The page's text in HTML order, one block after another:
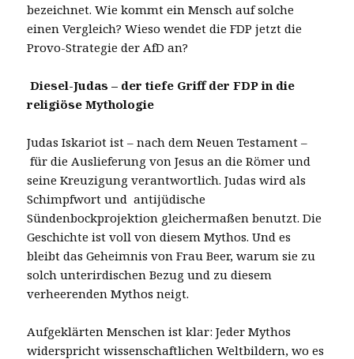
bezeichnet. Wie kommt ein Mensch auf solche
einen Vergleich? Wieso wendet die FDP jetzt die
Provo-Strategie der AfD an?
Diesel-Judas – der tiefe Griff der FDP in die
religiöse Mythologie
Judas Iskariot ist – nach dem Neuen Testament –
für die Auslieferung von Jesus an die Römer und
seine Kreuzigung verantwortlich. Judas wird als
Schimpfwort und antijüdische
Sündenbockprojektion gleichermaßen benutzt. Die
Geschichte ist voll von diesem Mythos. Und es
bleibt das Geheimnis von Frau Beer, warum sie zu
solch unterirdischen Bezug und zu diesem
verheerenden Mythos neigt.
Aufgeklärten Menschen ist klar: Jeder Mythos
widerspricht wissenschaftlichen Weltbildern, wo es